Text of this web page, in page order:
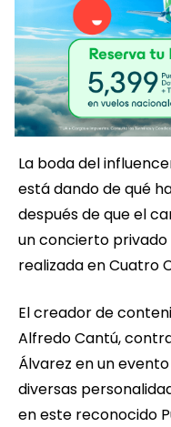
La boda del
está dando de qué
después de que el
un concierto
realizada en Cuatro
El creador de
Alfredo Cantú,
Álvarez en un
diversas
en este reconocido